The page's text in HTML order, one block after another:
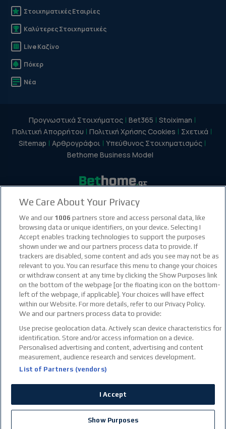
Στοιχηματικές Εταιρίες
Καλύτερες Στοιχηματικές
Live Καζίνο
Πόκερ
Νέα
Προγνωστικά Στοιχήματος Bet365
Stoiximan
Πολιτική Απορρήτου
Πολιτική Χρήσης Cookies
Σχετικά
Sitemap
Αρθρογράφοι
Υπεύθυνος Στοιχηματισμός
Bethome Business Model
instagram social link
youtube social link
tiktok social link
twitter social link
© Copyright 2026
ΠΑΙΞΕ ΝΟΜΙΜΑ
We Care About Your Privacy
We and our 1006 partners store and access personal data, like
browsing data or unique identifiers, on your device. Selecting I
Accept enables tracking technologies to support the purposes
shown under we and our partners process data to provide. If
trackers are disabled, some content and ads you see may not be as
relevant to you. You can resurface this menu to change your choices
or withdraw consent at any time by clicking the Show Purposes link
on the bottom of the webpage [or the floating icon on the bottom-
left of the webpage, if applicable]. Your choices will have effect
within our Website. For more details, refer to our Privacy Policy.
We and our partners process data to provide:
Use precise geolocation data. Actively scan device characteristics for
identification. Store and/or access information on a device.
Personalised advertising and content, advertising and content
measurement, audience research and services development.
List of Partners (vendors)
I Accept
Show Purposes